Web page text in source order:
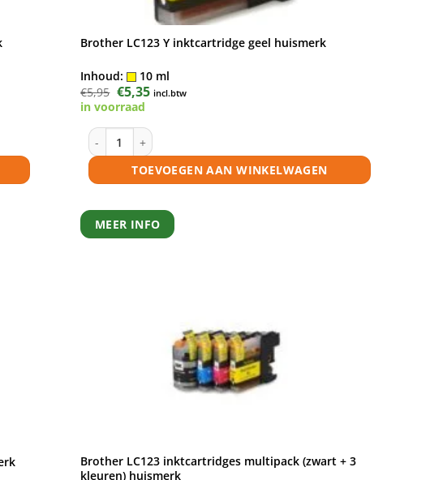
+ 3 kleuren) huismerk aantal
Brother LC123 Y inktcartridge geel huismerk
Inhoud:
10 ml
€5,95 Oorspronkelijke
prijs
was:
€5,95.
€5,35Huidige
prijs
incl.btw
in voorraad
Brother LC123 Y inktcartridge geel huismerk aantal
TOEVOEGEN AAN WINKELWAGEN
MEER INFO
Brother LC123 inktcartridges multipack (zwart + 3
kleuren) huismerk